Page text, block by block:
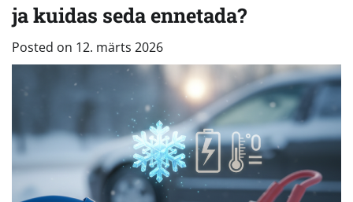
ja kuidas seda ennetada?
Posted on 12. märts 2026